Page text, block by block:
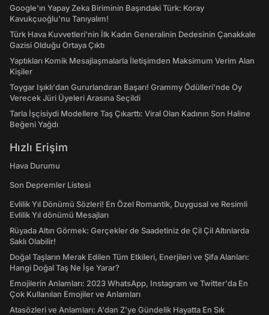
Google'ın Yapay Zeka Biriminin Başındaki Türk: Koray
Kavukçuoğlu'nu Tanıyalım!
Türk Hava Kuvvetleri'nin İlk Kadın Generalinin Dedesinin Çanakkale
Gazisi Olduğu Ortaya Çıktı
Yaptıkları Komik Mesajlaşmalarla İletişimden Maksimum Verim Alan
Kişiler
Toygar Işıklı'dan Gururlandıran Başarı! Grammy Ödülleri'nde Oy
Verecek Jüri Üyeleri Arasına Seçildi
Tarla İşçisiydi Modellere Taş Çıkarttı: Viral Olan Kadının Son Haline
Beğeni Yağdı
Hızlı Erişim
Hava Durumu
Son Depremler Listesi
Evlilik Yıl Dönümü Sözleri! En Özel Romantik, Duygusal ve Resimli
Evlilik Yıl dönümü Mesajları
Rüyada Altın Görmek: Gerçekler de Saadetiniz de Çil Çil Altınlarda
Saklı Olabilir!
Doğal Taşların Merak Edilen Tüm Etkileri, Enerjileri ve Şifa Alanları:
Hangi Doğal Taş Ne İşe Yarar?
Emojilerin Anlamları: 2023 WhatsApp, Instagram ve Twitter'da En
Çok Kullanılan Emojiler ve Anlamları
Atasözleri ve Anlamları: A'dan Z'ye Gündelik Hayatta En Sık